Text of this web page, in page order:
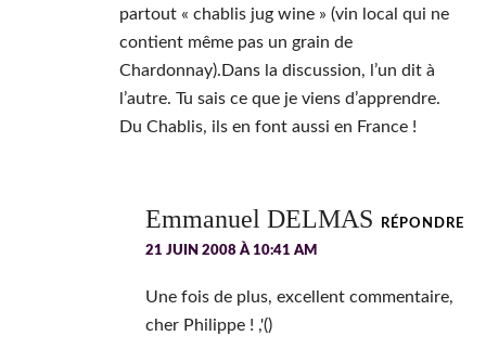
partout « chablis jug wine » (vin local qui ne
contient même pas un grain de
Chardonnay).Dans la discussion, l’un dit à
l’autre. Tu sais ce que je viens d’apprendre.
Du Chablis, ils en font aussi en France !
Emmanuel DELMAS
21 JUIN 2008 À 10:41 AM
Une fois de plus, excellent commentaire,
cher Philippe ! ,'()
RÉPONDRE